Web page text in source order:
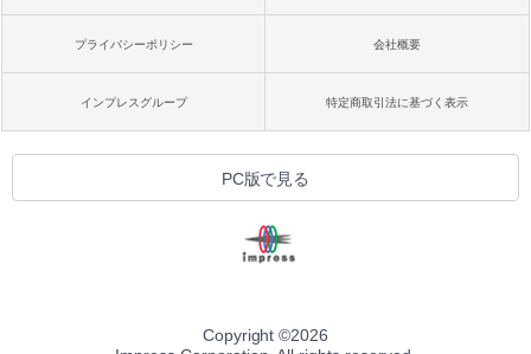
プライバシーポリシー 会社概要
インプレスグループ 特定商取引法に基づく表示
PC版で見る
Copyright ©2026